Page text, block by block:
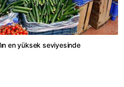
en yüksek seviyesinde